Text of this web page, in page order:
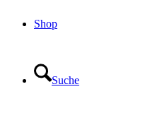
Shop
Suche